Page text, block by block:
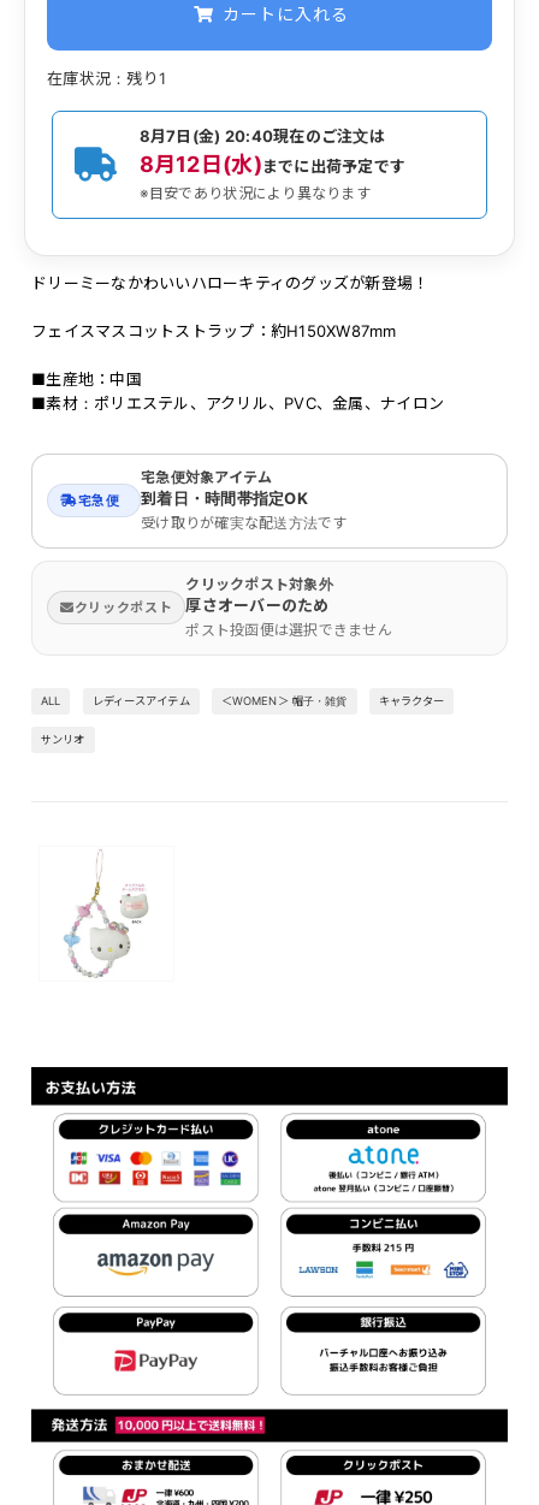
カートに入れる
在庫状況：残り1
8月7日(金) 20:40現在のご注文は
8月12日(水)までに出荷予定です
※目安であり状況により異なります
ドリーミーなかわいいハローキティのグッズが新登場！
フェイスマスコットストラップ：約H150XW87mm
■生産地：中国
■素材：ポリエステル、アクリル、PVC、金属、ナイロン
宅急便
宅急便対象アイテム
到着日・時間帯指定OK
受け取りが確実な配送方法です
クリックポスト
クリックポスト対象外
厚さオーバーのため
ポスト投函便は選択できません
ALL レディースアイテム ＜WOMEN＞ 帽子・雑貨 キャラクター
サンリオ